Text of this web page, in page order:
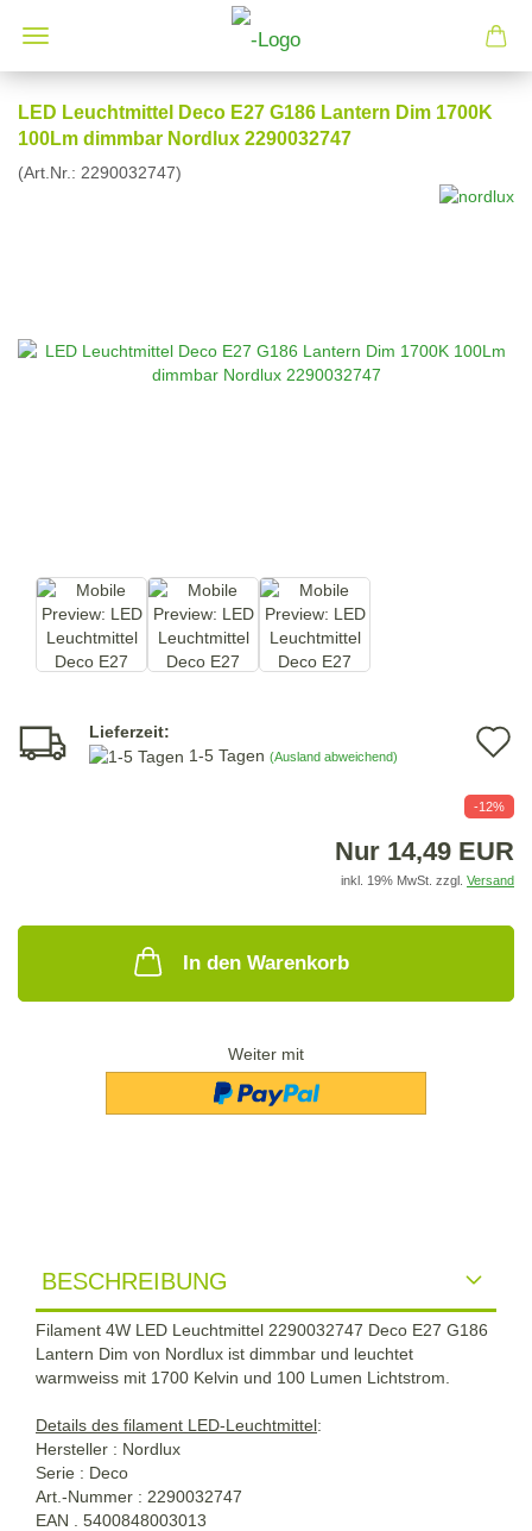
LED Leuchtmittel Deco E27 G186 Lantern Dim 1700K
100Lm dimmbar Nordlux 2290032747
(Art.Nr.: 2290032747)
Lieferzeit:
1-5 Tagen (Ausland abweichend)
-12%
Nur 14,49 EUR
inkl. 19% MwSt. zzgl. Versand
In den Warenkorb
Weiter mit
BESCHREIBUNG
Filament 4W LED Leuchtmittel 2290032747 Deco E27 G186
Lantern Dim von Nordlux ist dimmbar und leuchtet
warmweiss mit 1700 Kelvin und 100 Lumen Lichtstrom.
Details des filament LED-Leuchtmittel:
Hersteller : Nordlux
Serie : Deco
Art.-Nummer : 2290032747
EAN . 5400848003013